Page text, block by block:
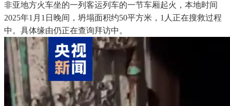
非亚地方火车坐的一列客运列车的一节车厢起火，本地时间
2025年1月1日晚间，坍塌面积约50平方米，1人正在搜救过程
中。具体缘由仍正在查询拜访中。